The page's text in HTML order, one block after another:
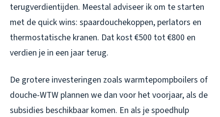
terugverdientijden. Meestal adviseer ik om te starten
met de quick wins: spaardouchekoppen, perlators en
thermostatische kranen. Dat kost €500 tot €800 en
verdien je in een jaar terug.
De grotere investeringen zoals warmtepompboilers of
douche-WTW plannen we dan voor het voorjaar, als de
subsidies beschikbaar komen. En als je spoedhulp